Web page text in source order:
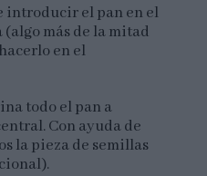
introducir el pan en el
más de la mitad
en el
todo el pan a
Con ayuda de
la pieza de semillas